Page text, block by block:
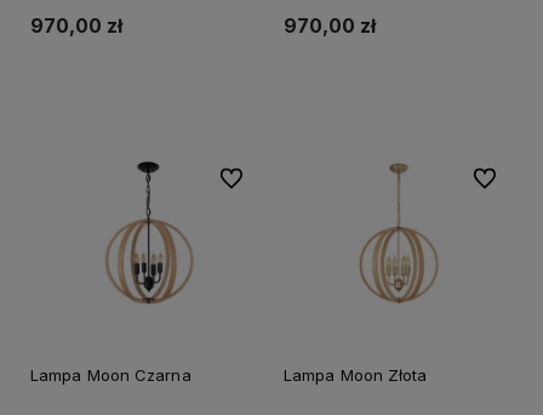
970,00 zł 970,00 zł
Lampa Moon Czarna
Do ulubionych
Lampa Moon Złota
Do